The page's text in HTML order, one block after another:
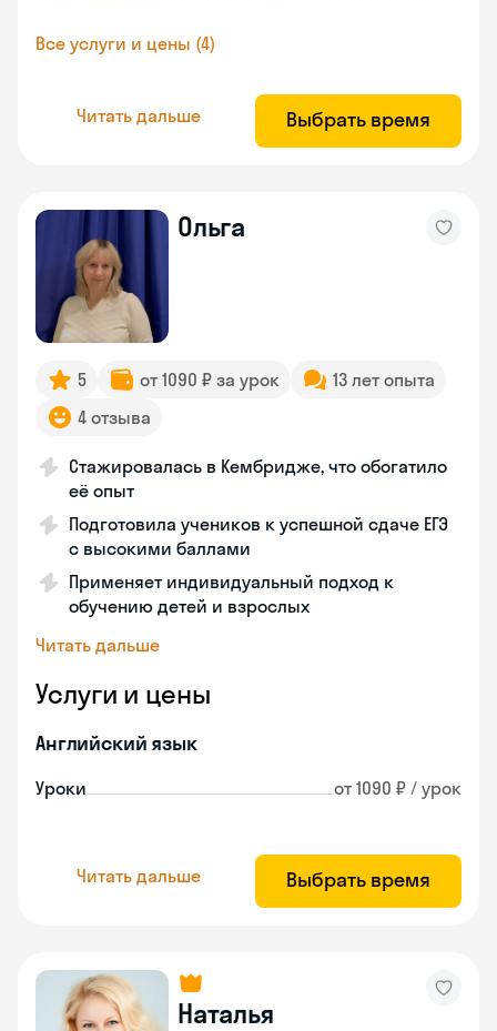
Все услуги и цены (4)
Читать дальше Выбрать время
Ольга
5 от 1090 ₽ за урок
13 лет опыта
4 отзыва
Стажировалась в Кембридже, что обогатило
её опыт
Подготовила учеников к успешной сдаче ЕГЭ
с высокими баллами
Применяет индивидуальный подход к
обучению детей и взрослых
Читать дальше
Услуги и цены
Английский язык
Уроки от 1090 ₽ / урок
Читать дальше Выбрать время
Наталья